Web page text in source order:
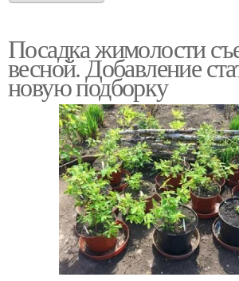
Посадка жимолости
весной. Добавление
новую подборку